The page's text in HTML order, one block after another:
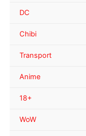
DC
Chibi
Transport
Anime
18+
WoW